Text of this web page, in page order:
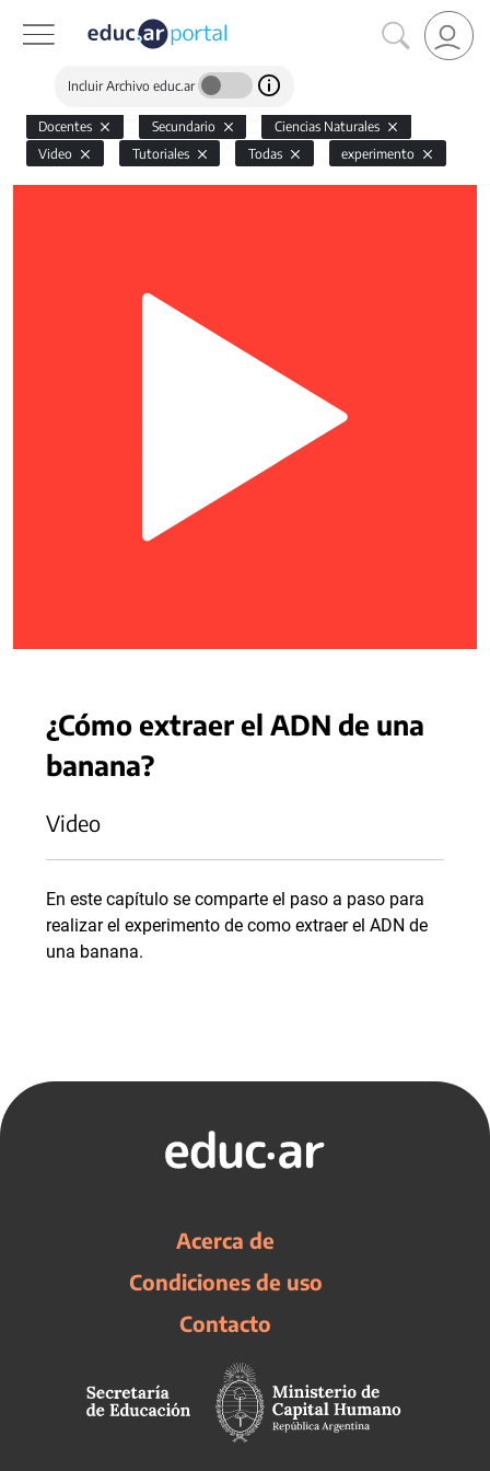
Incluir Archivo educ.ar
Docentes Secundario
Ciencias Naturales
Video
Tutoriales Todas experimento
¿Cómo extraer el ADN de una
banana?
Video
En este capítulo se comparte el paso a paso para
realizar el experimento de como extraer el ADN de
una banana.
Acerca de
Condiciones de uso
Contacto